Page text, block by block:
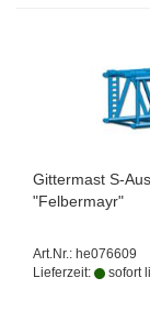
Gittermast S-
"Felbermayr"
Art.Nr.: he076609
Lieferzeit:
sofort